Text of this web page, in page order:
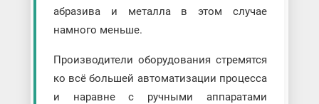
абразива и металла в этом случае
намного меньше.
Производители оборудования стремятся
ко всё большей автоматизации процесса
и наравне с ручными аппаратами